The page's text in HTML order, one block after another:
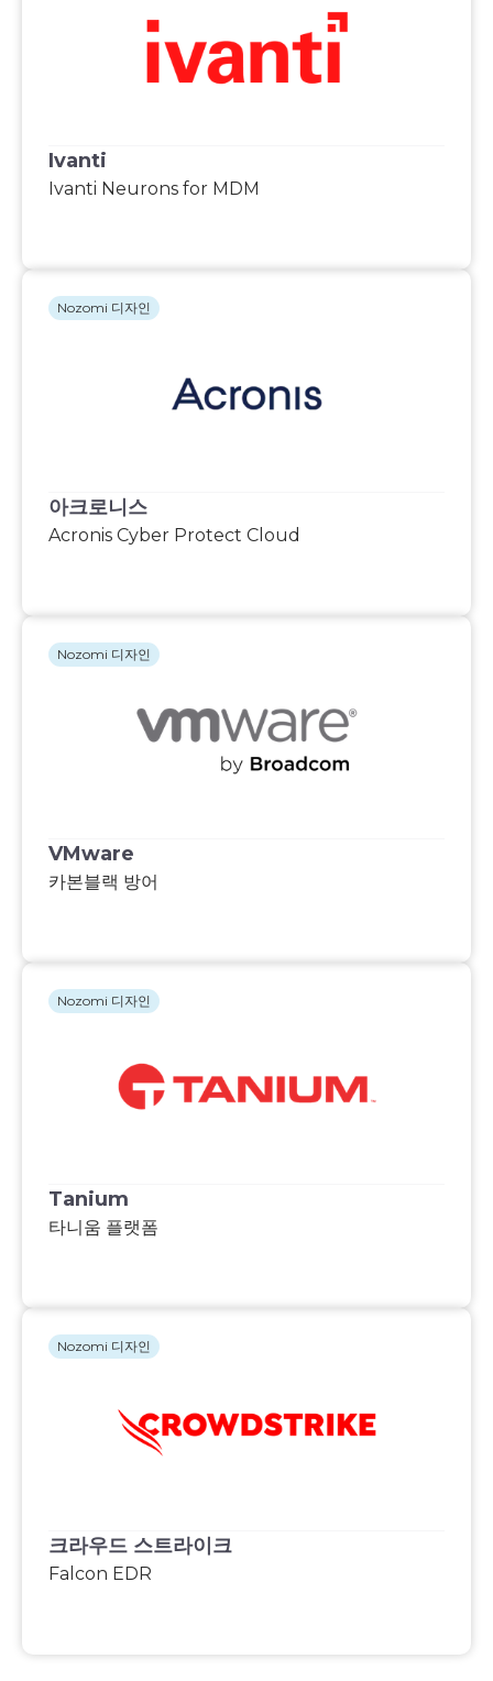
Ivanti
Ivanti Neurons for MDM
아크로니스
Acronis Cyber Protect Cloud
Nozomi 디자인
VMware
카본블랙 방어
Nozomi 디자인
Tanium
타니움 플랫폼
Nozomi 디자인
크라우드 스트라이크
Falcon EDR
Nozomi 디자인